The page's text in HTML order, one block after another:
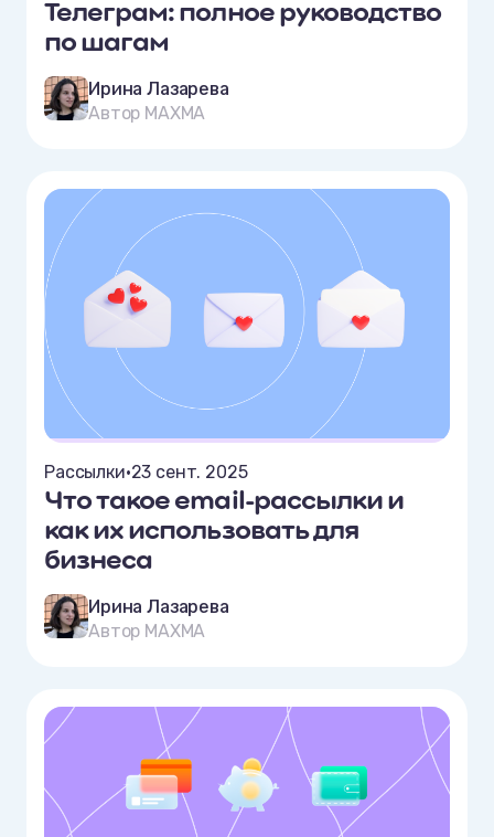
Телеграм: полное руководство
по шагам
Ирина Лазарева
Автор MAXMA
Рассылки•23 сент. 2025
Что такое email-рассылки и
как их использовать для
бизнеса
Ирина Лазарева
Автор MAXMA